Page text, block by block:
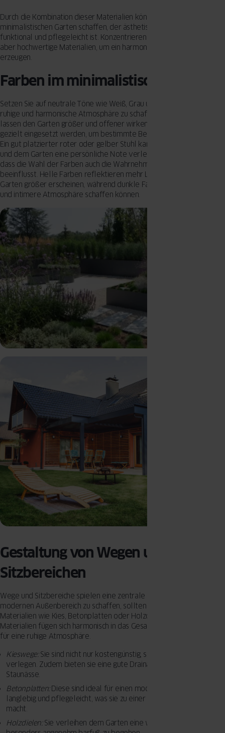
Durch die Kombination dieser Materialien können Sie einen
minimalistischen Garten schaffen, der ästhetisch ansprechend,
funktional und pflegeleicht ist. Konzentrieren Sie sich auf wenige,
aber hochwertige Materialien, um ein harmonisches Gesamtbild zu
erzeugen.
Farben im minimalistischen Garten
Setzen Sie auf neutrale Töne wie Weiß, Grau und Schwarz, um eine
ruhige und harmonische Atmosphäre zu schaffen. Diese Farben
lassen den Garten größer und offener wirken. Akzentfarben können
gezielt eingesetzt werden, um bestimmte Bereiche hervorzuheben.
Ein gut platzierter roter oder gelber Stuhl kann als Blickfang dienen
und dem Garten eine persönliche Note verleihen. Denken Sie daran,
dass die Wahl der Farben auch die Wahrnehmung des Raumes
beeinflusst. Helle Farben reflektieren mehr Licht und lassen den
Garten größer erscheinen, während dunkle Farben eine gemütlichere
und intimere Atmosphäre schaffen können.
Gestaltung von Wegen und
Sitzbereichen
Wege und Sitzbereiche spielen eine zentrale Rolle. Um einen
modernen Außenbereich zu schaffen, sollten Sie auf natürliche
Materialien wie Kies, Betonplatten oder Holzdielen setzen. Diese
Materialien fügen sich harmonisch in das Gesamtbild ein und sorgen
für eine ruhige Atmosphäre.
Kieswege:Sie sind nicht nur kostengünstig, sondern auch leicht zu
verlegen. Zudem bieten sie eine gute Drainage und verhindern
Staunässe.
Betonplatten:Diese sind ideal für einen modernen Look. Sie sind
langlebig und pflegeleicht, was sie zu einer praktischen Wahl
macht.
Holzdielen:Sie verleihen dem Garten eine warme Note und sind